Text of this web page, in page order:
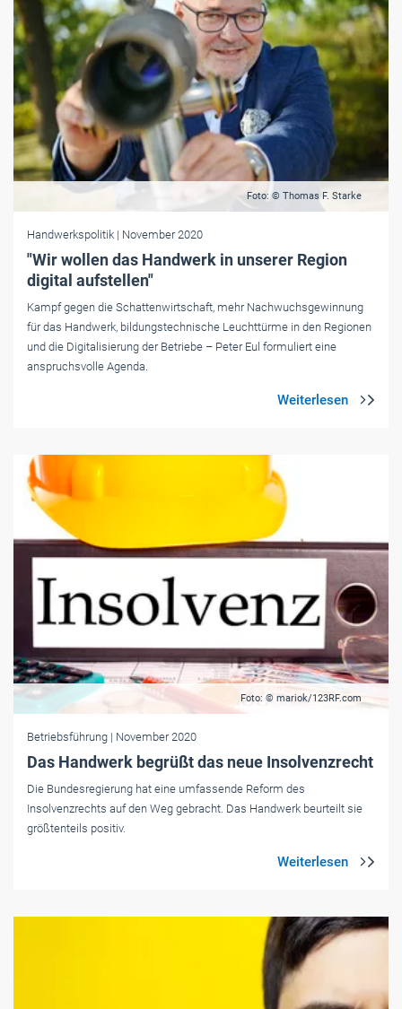
Foto: © Thomas F. Starke
Handwerkspolitik | November 2020
"Wir wollen das Handwerk in unserer ­Region
digital aufstellen"
Kampf gegen die Schattenwirtschaft, mehr Nachwuchsgewinnung
für das Handwerk, bildungstechnische Leuchttürme in den Regionen
und die Digitalisierung der Betriebe – Peter Eul formuliert eine
anspruchsvolle Agenda.
Foto: © mariok/123RF.com
Betriebsführung | November 2020
Das Handwerk begrüßt das neue Insolvenzrecht
Die Bundesregierung hat eine umfassende Reform des
Insolvenzrechts auf den Weg gebracht. Das Handwerk beurteilt sie
größtenteils positiv.